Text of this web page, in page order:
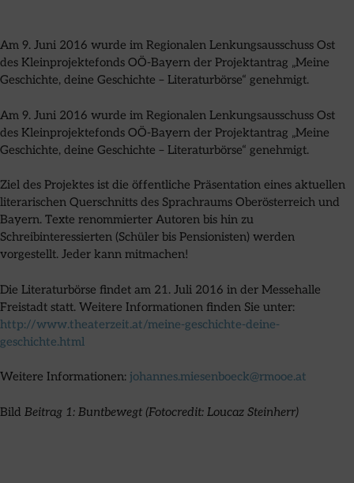
Am 9. Juni 2016 wurde im Regionalen Lenkungsausschuss Ost
des Kleinprojektefonds OÖ-Bayern der Projektantrag „Meine
Geschichte, deine Geschichte – Literaturbörse“ genehmigt.
Am 9. Juni 2016 wurde im Regionalen Lenkungsausschuss Ost
des Kleinprojektefonds OÖ-Bayern der Projektantrag „Meine
Geschichte, deine Geschichte – Literaturbörse“ genehmigt.
Ziel des Projektes ist die öffentliche Präsentation eines aktuellen
literarischen Querschnitts des Sprachraums Oberösterreich und
Bayern. Texte renommierter Autoren bis hin zu
Schreibinteressierten (Schüler bis Pensionisten) werden
vorgestellt. Jeder kann mitmachen!
Die Literaturbörse findet am 21. Juli 2016 in der Messehalle
Freistadt statt. Weitere Informationen finden Sie unter:
http://www.theaterzeit.at/meine-geschichte-deine-
geschichte.html
Weitere Informationen: johannes.miesenboeck@rmooe.at
Bild Beitrag 1: Buntbewegt (Fotocredit: Loucaz Steinherr)